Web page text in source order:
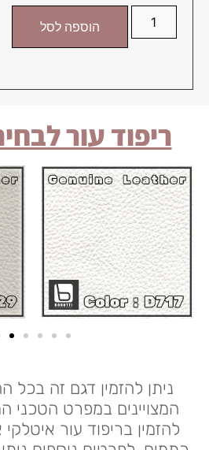
הוספה לסל
ריפוד עור
ניתן להזמין דגם זה בכל
המצויינים במפרט הטכני
להזמין בריפוד עור